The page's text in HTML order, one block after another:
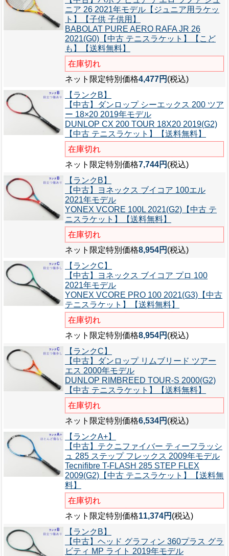
ニア 26 2021年モデル【ジュニア用ラケッ
ト】【子供 子供用】
BABOLAT PURE AERO RAFA JR 26
2021(G0)【中古 テニスラケット】【こど
も】【送料無料】
在庫切れ
ネット限定特別価格4,477円 (税込)
【ランクB】
【中古】ダンロップ シーエックス 200 ツア
ー 18×20 2019年モデル
DUNLOP CX 200 TOUR 18X20 2019(G2)
【中古 テニスラケット】【送料無料】
在庫切れ
ネット限定特別価格7,744円 (税込)
【ランクB】
【中古】ヨネックス ブイコア 100エル
2021年モデル
YONEX VCORE 100L 2021(G2)【中古 テ
ニスラケット】【送料無料】
在庫切れ
ネット限定特別価格8,954円 (税込)
【ランクC】
【中古】ヨネックス ブイコア プロ 100
2021年モデル
YONEX VCORE PRO 100 2021(G3)【中古
テニスラケット】【送料無料】
在庫切れ
ネット限定特別価格8,954円 (税込)
【ランクC】
【中古】ダンロップ リムブリード ツアー
エス 2000年モデル
DUNLOP RIMBREED TOUR-S 2000(G2)
【中古 テニスラケット】【送料無料】
在庫切れ
ネット限定特別価格6,534円 (税込)
【ランクA+】
【中古】テクニファイバー ティーフラッシ
ュ 285 ステップ フレックス 2009年モデル
Tecnifibre T-FLASH 285 STEP FLEX
2009(G2)【中古 テニスラケット】【送料無
料】
在庫切れ
ネット限定特別価格11,374円 (税込)
【ランクB】
【中古】ヘッド グラフィン 360プラス グラ
ビティ MP ライト 2019年モデル